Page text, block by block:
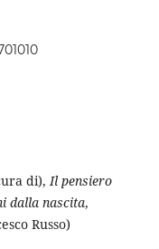
di),Il pensiero
dalla nascita,
Russo)